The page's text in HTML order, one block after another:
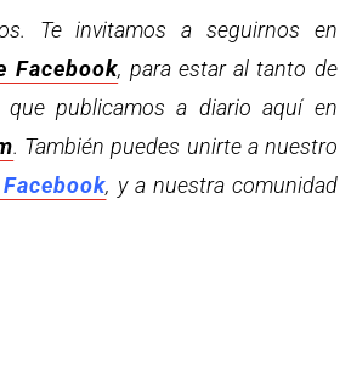
Te invitamos a seguirnos en
Facebook, para estar al tanto de
publicamos a diario aquí en
. También puedes unirte a nuestro
, y a nuestra comunidad